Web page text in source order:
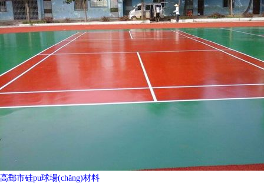
高郵市硅pu球場(chǎng)材料